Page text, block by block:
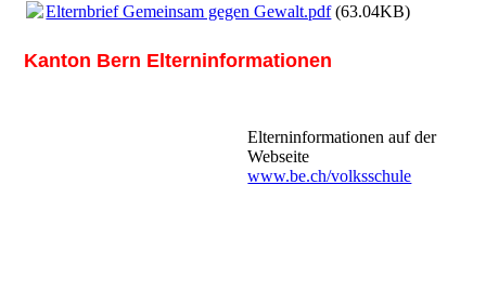
Elternbrief Gemeinsam gegen Gewalt.pdf(63.04KB)
Kanton Bern Elterninformationen
Elterninformationen auf der
Webseite
www.be.ch/volksschule